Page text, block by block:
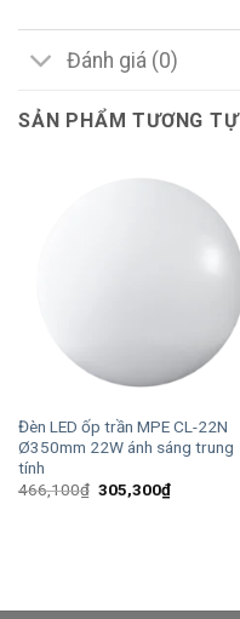
Đánh giá (0)
SẢN PHẨM TƯƠNG TỰ
Đèn LED ốp trần MPE CL-22N
Ø350mm 22W ánh sáng trung
tính
466,100₫ Giá
305,300₫Giá
hiện